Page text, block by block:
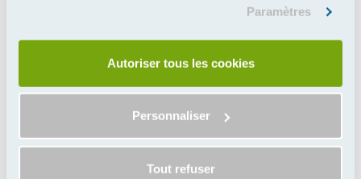
Paramètres
Autoriser tous les cookies
Personnaliser
Tout refuser
JEUDI 19 JANVIER 2017